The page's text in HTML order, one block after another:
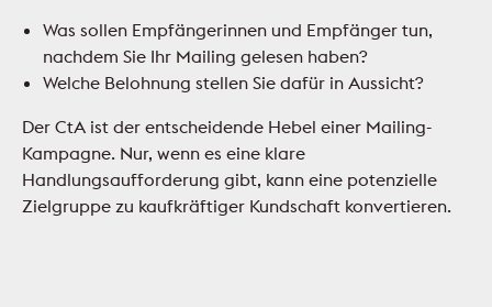
Was sollen Empfängerinnen und Empfänger tun,
nachdem Sie Ihr Mailing gelesen haben?
Welche Belohnung stellen Sie dafür in Aussicht?
Der CtA ist der entscheidende Hebel einer Mailing-
Kampagne. Nur, wenn es eine klare
Handlungsaufforderung gibt, kann eine potenzielle
Zielgruppe zu kaufkräftiger Kundschaft konvertieren.